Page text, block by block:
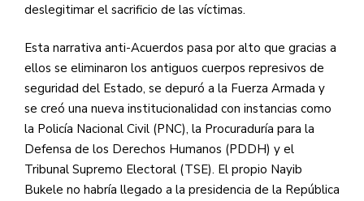
deslegitimar el sacrificio de las víctimas.
Esta narrativa anti-Acuerdos pasa por alto que gracias a
ellos se eliminaron los antiguos cuerpos represivos de
seguridad del Estado, se depuró a la Fuerza Armada y
se creó una nueva institucionalidad con instancias como
la Policía Nacional Civil (PNC), la Procuraduría para la
Defensa de los Derechos Humanos (PDDH) y el
Tribunal Supremo Electoral (TSE). El propio Nayib
Bukele no habría llegado a la presidencia de la República